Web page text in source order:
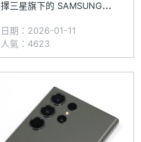
擇三星旗下的 SAMSUNG
選擇，但與其挑選價格高昂的新
機，價格更親民的二手機同樣是
聰明又高 CP 值的選項。​究竟
SAMSUNG Galaxy S23 Ultra
目前在二手市場價格如
日期：2026-01-11
人氣：4623